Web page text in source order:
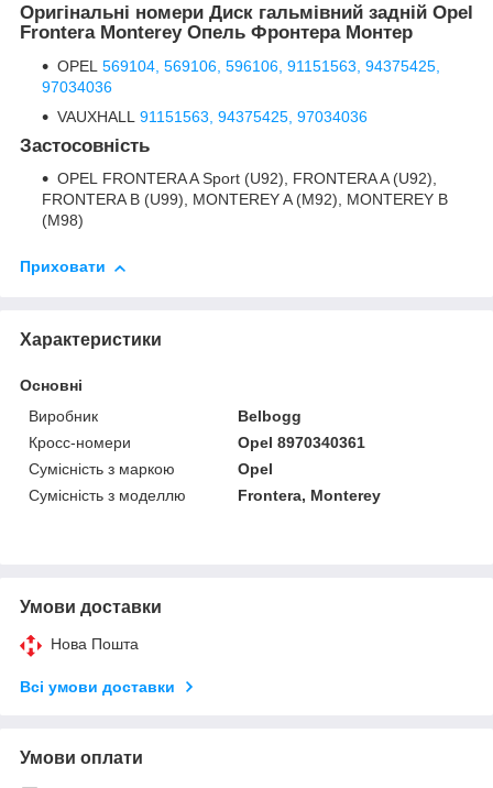
Оригінальні номери Диск гальмівний задній Opel
Frontera Monterey Опель Фронтера Монтер
OPEL 569104, 569106, 596106, 91151563, 94375425,
97034036
VAUXHALL 91151563, 94375425, 97034036
Застосовність
OPEL FRONTERA A Sport (U92), FRONTERA A (U92),
FRONTERA B (U99), MONTEREY A (M92), MONTEREY B
(M98)
Приховати
Характеристики
Основні
Виробник
Belbogg
Кросс-номери
Opel 8970340361
Сумісність з маркою
Opel
Сумісність з моделлю
Frontera, Monterey
Умови доставки
Нова Пошта
Всі умови доставки
Умови оплати